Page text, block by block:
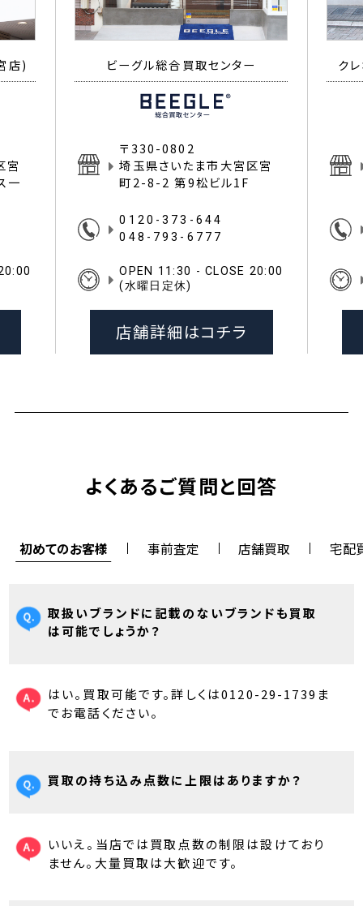
店)
宮
一
ビーグル総合買取センター
〒330-0802
埼玉県さいたま市大宮区宮
町2-8-2 第9松ビル1F
0120-373-644
048-793-6777
OPEN 11:30 - CLOSE 20:00
(水曜日定休)
店舗詳細はコチラ
ク
よくあるご質問と回答
初めてのお客様 事前査定 店舗買取 宅配
取扱いブランドに記載のないブランドも買取
は可能でしょうか？
はい。買取可能です。詳しくは0120-29-1739ま
でお電話ください。
買取の持ち込み点数に上限はありますか？
いいえ。当店では買取点数の制限は設けており
ません。大量買取は大歓迎です。